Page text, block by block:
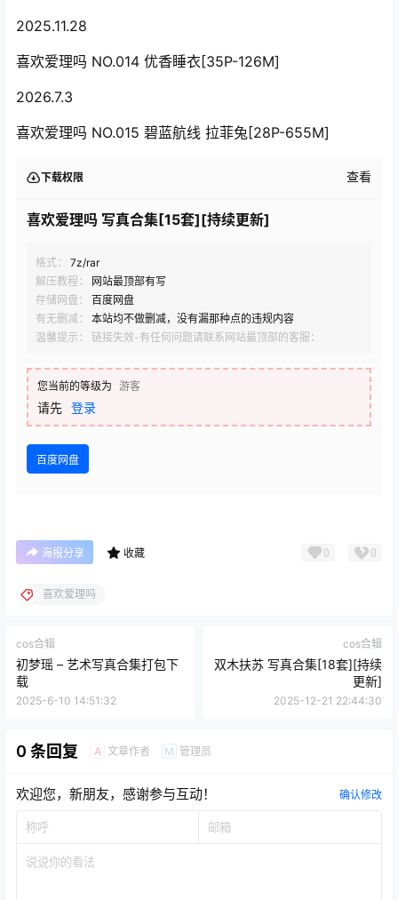
2025.11.28
喜欢爱理吗 NO.014 优香睡衣[35P-126M]
2026.7.3
喜欢爱理吗 NO.015 碧蓝航线 拉菲兔[28P-655M]
下载权限 查看
喜欢爱理吗 写真合集[15套][持续更新]
格式：
7z/rar
解压教程：
网站最顶部有写
存储网盘：
百度网盘
有无删减：
本站均不做删减，没有漏那种点的违规内容
温馨提示： 链接失效-有任何问题请联系网站最顶部的客服：
您当前的等级为 游客
请先 登录
百度网盘
海报分享 收藏 0 0
喜欢爱理吗
cos合辑
初梦瑶 – 艺术写真合集打包下
载
2025-6-10 14:51:32
cos合辑
双木扶苏 写真合集[18套][持续
更新]
2025-12-21 22:44:30
0 条回复 A 文章作者 M 管理员
欢迎您，新朋友，感谢参与互动！ 确认修改